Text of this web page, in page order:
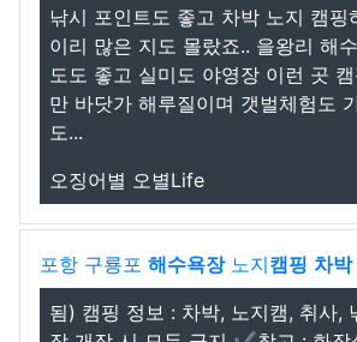
낚시 포인트도 좋고 차박 노지 캠핑
이리 많은 지도 몰랐죠.. 을왕리 해
도도 좋고 실미도 야영장 이런 곳
만 바닷가 해루질이며 갯벌체험도
도...
오징어별 오별Life
포항 구룡포 해수욕장노지캠핑 차박
됨) 캠핑 정보 : 차박, 노지캠, 취사